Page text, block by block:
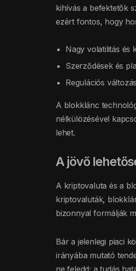
kihívás a befektetők
ezért fontos, hogy
Nagy volatilitás és
Szerződések és
Regulációs
A blokklánc
nélkülözésével
lehet.
A jövő
A kriptovaluta és a
kriptovaluták,
bizonnyal formálják
Bár a jelenlegi piaci
irányába mutató